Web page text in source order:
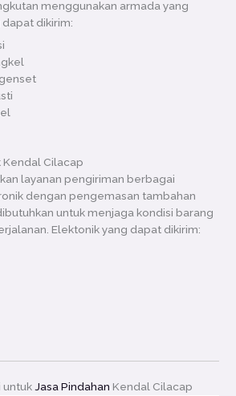
menggunakan armada yang
dapat dikirim:
Kendal Cilacap
layanan pengiriman berbagai
dengan pengemasan tambahan
untuk menjaga kondisi barang
Elektonik yang dapat dikirim:
untuk Jasa Pindahan Kendal Cilacap